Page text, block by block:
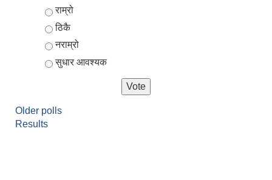
Choices
राम्रो
ठिकै
नराम्रो
सुधार आवश्यक
Older polls
Results